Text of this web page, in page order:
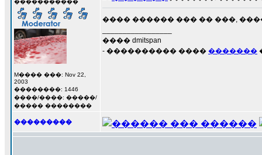
�����������
M���� ���: Nov 22,
2003
��������: 1446
����/����: �����/
����� ��������
���� ������ ��� �� ���,
���� dmitspan
- ���������� ���� �������
���������